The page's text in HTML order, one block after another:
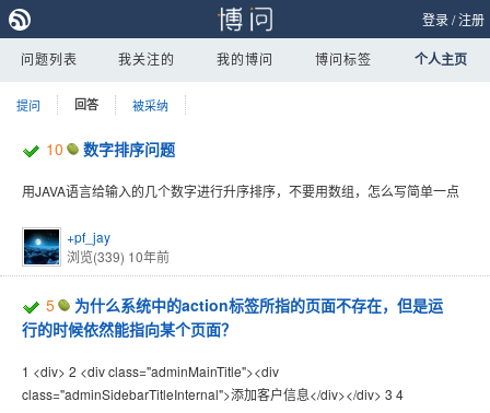
登录/注册
问题列表 我关注的 我的博问 博问标签 个人主页
提问 回答 被采纳
10 数字排序问题
用JAVA语言给输入的几个数字进行升序排序，不要用数组，怎么写简单一点
+pf_jay
浏览(339) 10年前
5
为什么系统中的action标签所指的页面不存在，但是运
行的时候依然能指向某个页面？
1 <div> 2 <div class="adminMainTitle"><div
class="adminSidebarTitleInternal">添加客户信息</div></div> 3 4